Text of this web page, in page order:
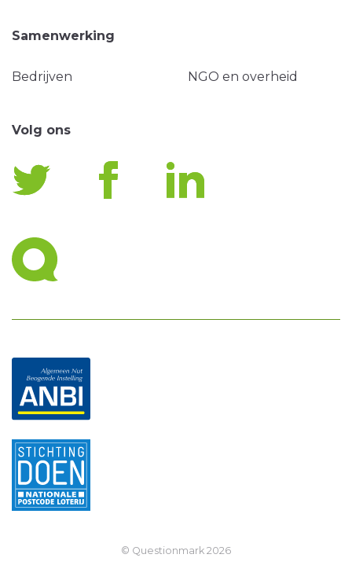
Samenwerking
Bedrijven NGO en overheid
Volg ons
© Questionmark 2026